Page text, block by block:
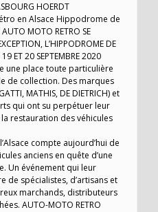
HOERDT
en Alsace Hippodrome de
MOTO RETRO SE
L’HIPPODROME DE
ET 20 SEPTEMBRE 2020
une place toute particulière
de collection. Des marques
MATHIS, DE DIETRICH) et
qui ont su perpétuer leur
restauration des véhicules
compte aujourd’hui de
anciens en quête d’une
Un événement qui leur
de spécialistes, d’artisans et
marchands, distributeurs
AUTO-MOTO RETRO